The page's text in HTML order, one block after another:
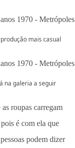
mais casual
na galeria a seguir
roupas carregam
é com ela que
podem dizer